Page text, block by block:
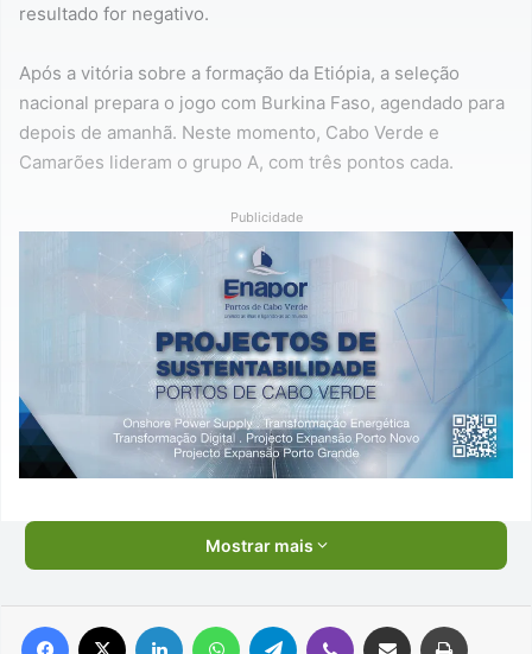
resultado for negativo.
Após a vitória sobre a formação da Etiópia, a seleção
nacional prepara o jogo com Burkina Faso, agendado para
depois de amanhã. Neste momento, Cabo Verde e
Camarões lideram o grupo A, com três pontos cada.
Publicidade
Mostrar mais
Facebook Linkedin WhatsAppTelegram Viber Compartilhar via e-mail